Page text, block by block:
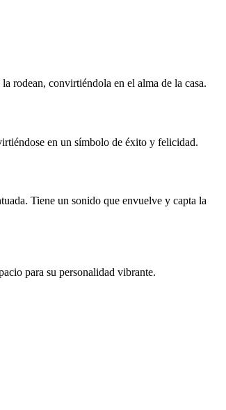
rodean, convirtiéndola en el alma de la casa.
en un símbolo de éxito y felicidad.
Tiene un sonido que envuelve y capta la
para su personalidad vibrante.